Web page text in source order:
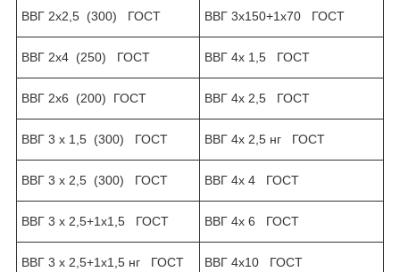
ВВГ 2х2,5 (300) ГОСТ ВВГ 3х150+1х70 ГОСТ
ВВГ 2х4 (250) ГОСТ ВВГ 4х 1,5 ГОСТ
ВВГ 2х6 (200) ГОСТ ВВГ 4х 2,5 ГОСТ
ВВГ 3 х 1,5 (300) ГОСТ ВВГ 4х 2,5 нг ГОСТ
ВВГ 3 х 2,5 (300) ГОСТ ВВГ 4х 4 ГОСТ
ВВГ 3 х 2,5+1х1,5 ГОСТ ВВГ 4х 6 ГОСТ
ВВГ 3 х 2,5+1х1,5 нг ГОСТ ВВГ 4х10 ГОСТ